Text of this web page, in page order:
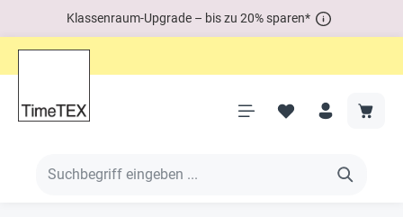
Klassenraum-Upgrade – bis zu 20% sparen*